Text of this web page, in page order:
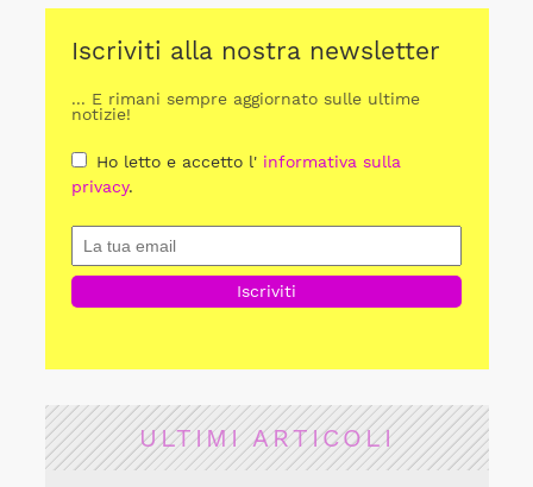
Iscriviti alla nostra newsletter
... E rimani sempre aggiornato sulle ultime
notizie!
Ho letto e accetto l' informativa sulla
privacy.
ULTIMI ARTICOLI